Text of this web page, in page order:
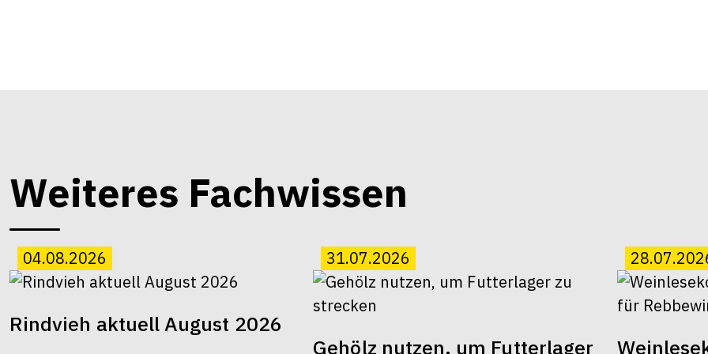
Weiteres Fachwissen
04.08.2026
Rindvieh aktuell August 2026
31.07.2026
Gehölz nutzen, um Futterlager